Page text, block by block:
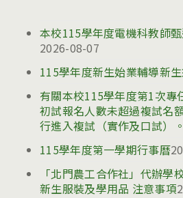
本校115學年度電機科教師
2026-08-07
115學年度新生始業輔導新
有關本校115學年度第1次專
初試報名人數未超過複試名
行進入複試（實作及口試）。
115學年度第一學期行事曆
「北門農工合作社」代辦學
新生服裝及學用品 注意事項